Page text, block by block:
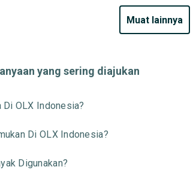
muat lainnya
yang sering diajukan
OLX Indonesia?
Di OLX Indonesia?
Digunakan?